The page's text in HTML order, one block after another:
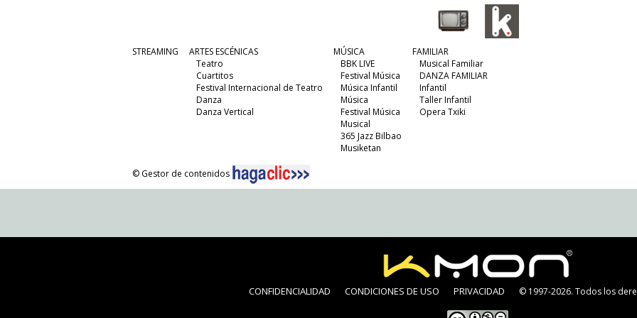
STREAMING
ARTES ESCÉNICAS
Teatro
Cuartitos
Festival Internacional de Teatro
Danza
Danza Vertical
MÚSICA
BBK LIVE
Festival Música
Música Infantil
Música
Festival Música
Musical
365 Jazz Bilbao
Musiketan
FAMILIAR
Musical Familiar
DANZA FAMILIAR
Infantil
Taller Infantil
Opera Txiki
© Gestor de contenidos
CONFIDENCIALIDAD CONDICIONES DE USO PRIVACIDAD © 1997-2026. Todos los